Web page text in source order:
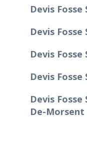
Devis
Devis
Devis
Devis
Devis
De-Morsent